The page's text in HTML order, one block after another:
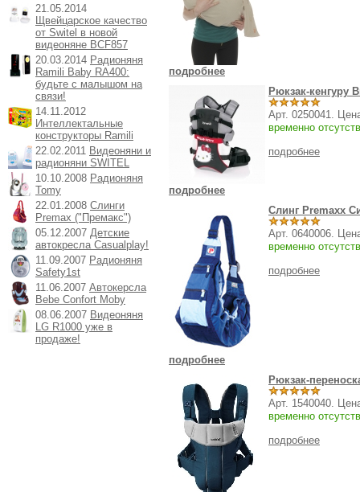
21.05.2014
Щвейцарское качество
от Switel в новой
видеоняне BCF857
20.03.2014 Радионяня
Ramili Baby RA400:
будьте с малышом на
связи!
14.11.2012
Интеллектальные
конструкторы Ramili
22.02.2011 Видеоняни и
радионяни SWITEL
10.10.2008 Радионяня
Tomy
22.01.2008 Слинги
Premax ("Премакс")
05.12.2007 Детские
автокресла Casualplay!
11.09.2007 Радионяня
Safety1st
11.06.2007 Автокерсла
Bebe Confort Moby
08.06.2007 Видеоняня
LG R1000 уже в
продаже!
подробнее
подробнее
Рюкзак-кенгуру
Арт. 0250041.
временно
подробнее
подробнее
Слинг Premaxx
Арт. 0640006.
временно
подробнее
Рюкзак-
Арт. 1540040.
временно
подробнее